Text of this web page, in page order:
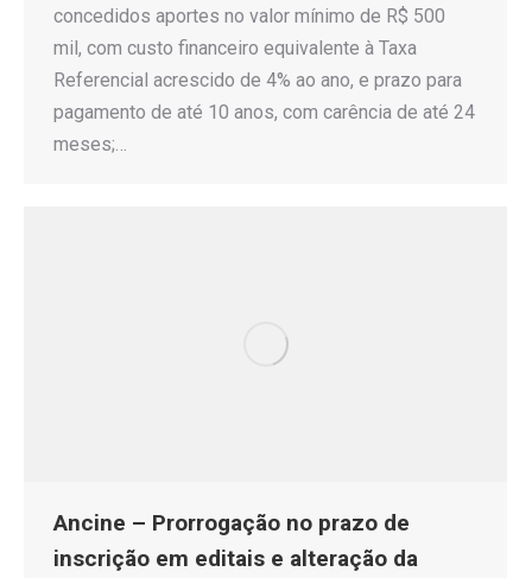
concedidos aportes no valor mínimo de R$ 500
mil, com custo financeiro equivalente à Taxa
Referencial acrescido de 4% ao ano, e prazo para
pagamento de até 10 anos, com carência de até 24
meses;…
Ancine – Prorrogação no prazo de
inscrição em editais e alteração da